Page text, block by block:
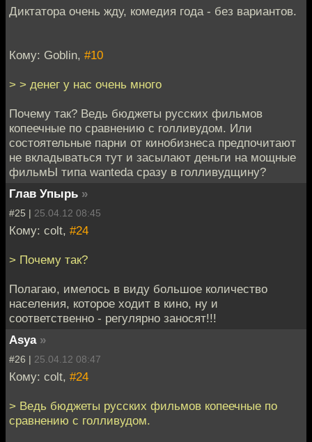
Диктатора очень жду, комедия года - без вариантов.
Кому: Goblin, #10
> > денег у нас очень много
Почему так? Ведь бюджеты русских фильмов
копеечные по сравнению с голливудом. Или
состоятельные парни от кинобизнеса предпочитают
не вкладываться тут и засылают деньги на мощные
фильмЫ типа wanteda сразу в голливудщину?
Глав Упырь »
#25 | 25.04.12 08:45
Кому: colt, #24
> Почему так?
Полагаю, имелось в виду большое количество
населения, которое ходит в кино, ну и
соответственно - регулярно заносят!!!
Asya »
#26 | 25.04.12 08:47
Кому: colt, #24
> Ведь бюджеты русских фильмов копеечные по
сравнению с голливудом.